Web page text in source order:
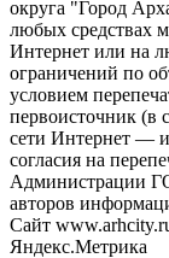
округа "Город
любых средствах
Интернет или на
ограничений по
условием
первоисточник (в
сети Интернет —
согласия на
Администрации
авторов
Сайт
Яндекс.Метрика